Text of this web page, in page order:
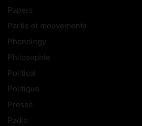
Papers
Partis et mouvements
Phenology
Philosophie
Political
Politique
Presse
Radio